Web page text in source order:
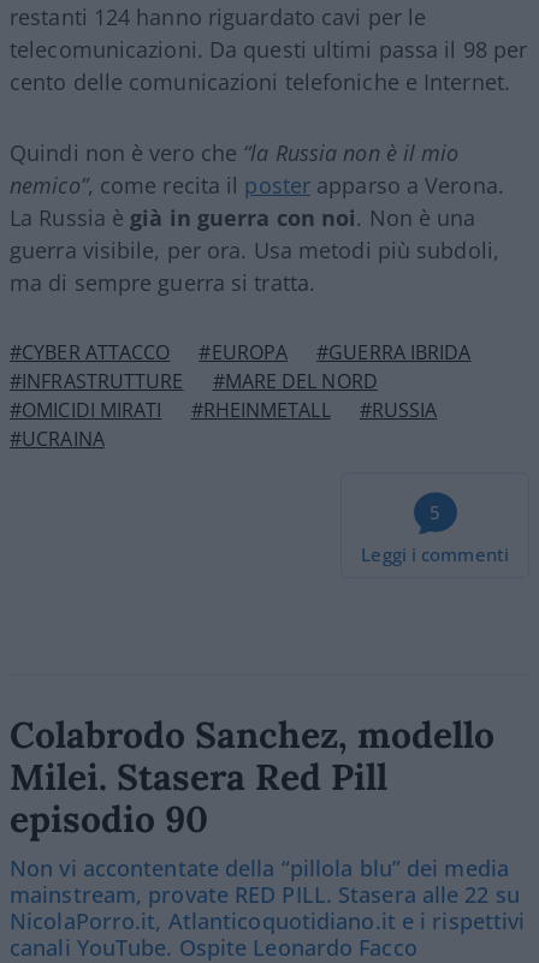
restanti 124 hanno riguardato cavi per le
telecomunicazioni. Da questi ultimi passa il 98 per
cento delle comunicazioni telefoniche e Internet.
Quindi non è vero che “la Russia non è il mio
nemico”, come recita il poster apparso a Verona.
La Russia è già in guerra con noi. Non è una
guerra visibile, per ora. Usa metodi più subdoli,
ma di sempre guerra si tratta.
#CYBER ATTACCO #EUROPA
#GUERRA IBRIDA
#INFRASTRUTTURE
#MARE DEL NORD
#OMICIDI MIRATI
#RHEINMETALL
#RUSSIA
#UCRAINA
5
Leggi i commenti
Colabrodo Sanchez, modello
Milei. Stasera Red Pill
episodio 90
Non vi accontentate della “pillola blu” dei media
mainstream, provate RED PILL. Stasera alle 22 su
NicolaPorro.it, Atlanticoquotidiano.it e i rispettivi
canali YouTube. Ospite Leonardo Facco